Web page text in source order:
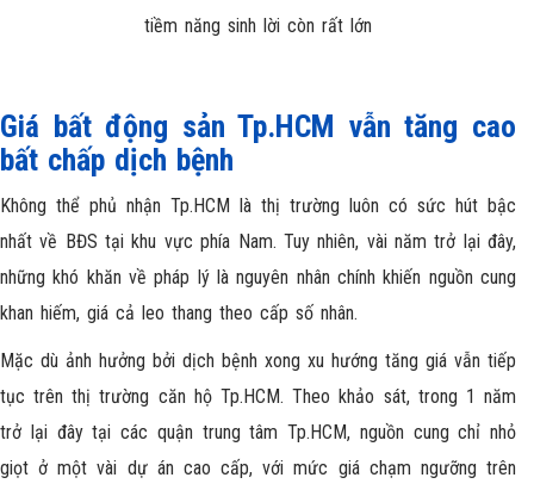
tiềm năng sinh lời còn rất lớn
Giá bất động sản Tp.HCM vẫn tăng cao
bất chấp dịch bệnh
Không thể phủ nhận Tp.HCM là thị trường luôn có sức hút bậc
nhất về BĐS tại khu vực phía Nam. Tuy nhiên, vài năm trở lại đây,
những khó khăn về pháp lý là nguyên nhân chính khiến nguồn cung
khan hiếm, giá cả leo thang theo cấp số nhân.
Mặc dù ảnh hưởng bởi dịch bệnh xong xu hướng tăng giá vẫn tiếp
tục trên thị trường căn hộ Tp.HCM. Theo khảo sát, trong 1 năm
trở lại đây tại các quận trung tâm Tp.HCM, nguồn cung chỉ nhỏ
giọt ở một vài dự án cao cấp, với mức giá chạm ngưỡng trên